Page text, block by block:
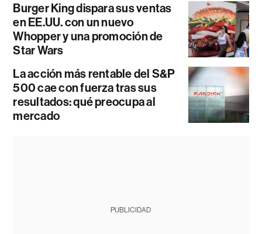
Burger King dispara sus ventas
en EE.UU. con un nuevo
Whopper y una promoción de
Star Wars
La acción más rentable del S&P
500 cae con fuerza tras sus
resultados: qué preocupa al
mercado
PUBLICIDAD